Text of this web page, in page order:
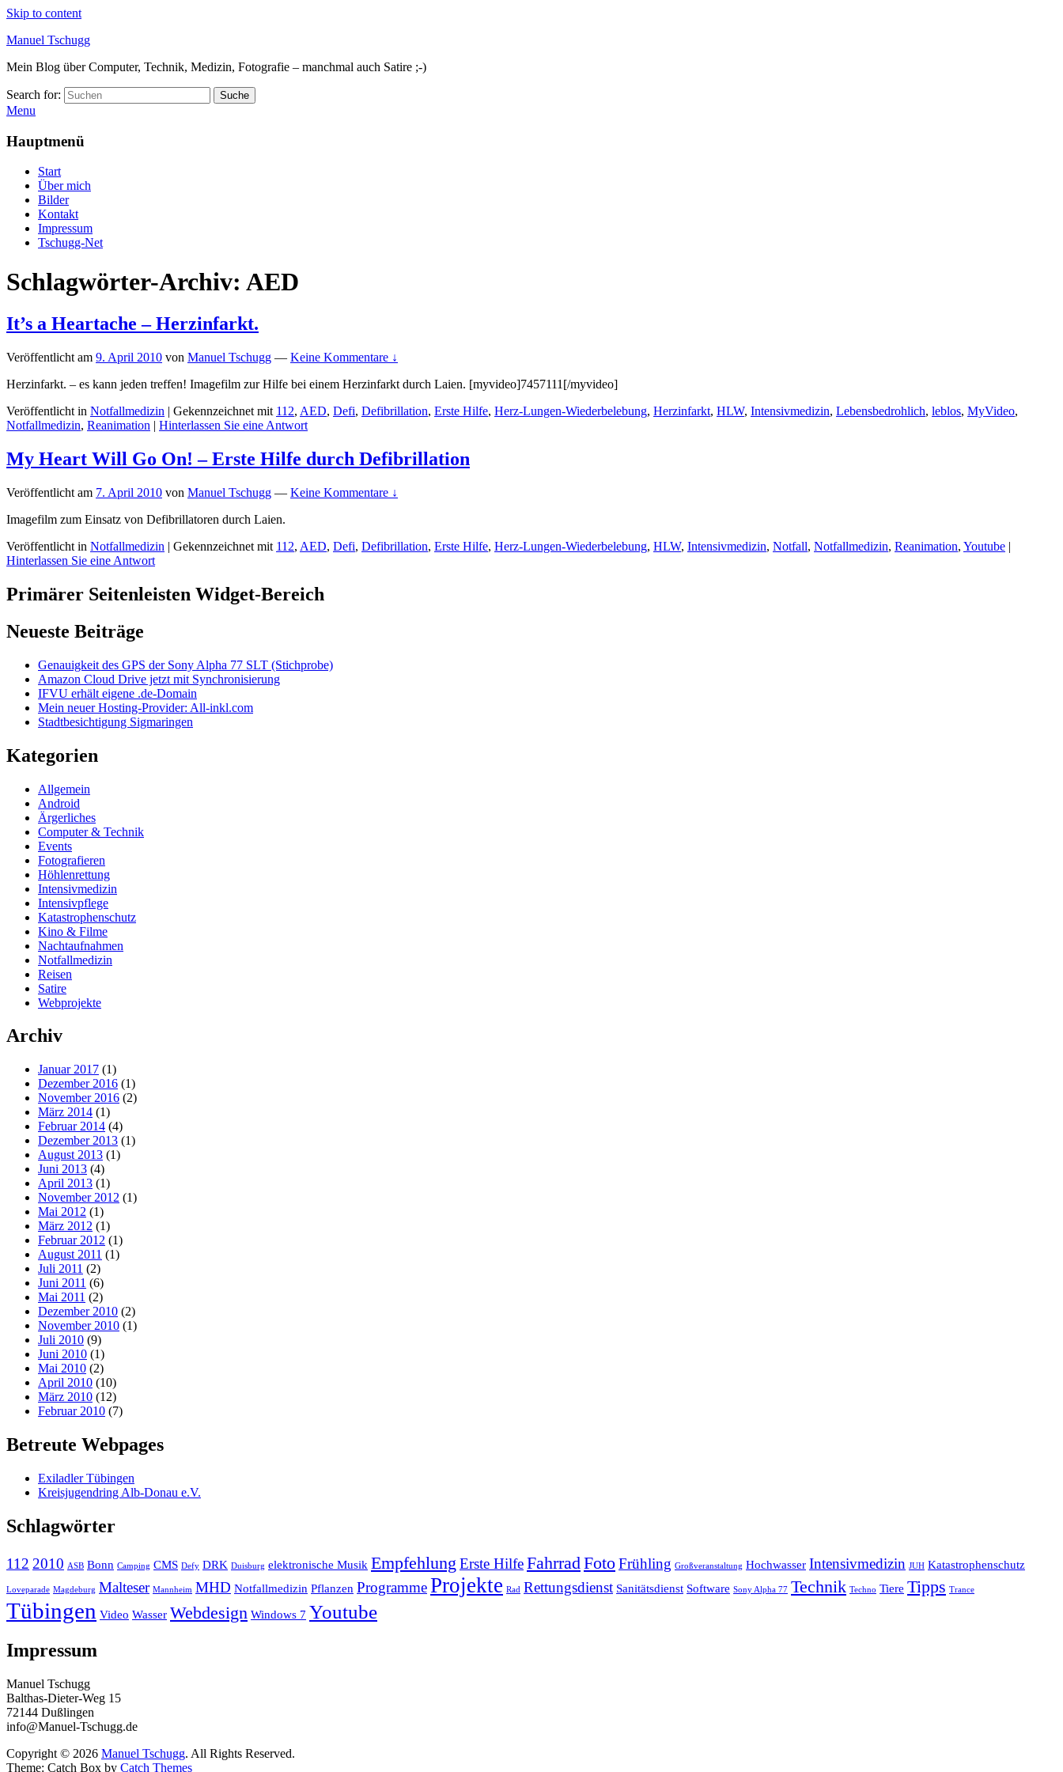
Skip to content
Manuel Tschugg
Mein Blog über Computer, Technik, Medizin, Fotografie – manchmal auch Satire ;-)
Search for: Suche
Menu
Hauptmenü
Start
Über mich
Bilder
Kontakt
Impressum
Tschugg-Net
Schlagwörter-Archiv: AED
It’s a Heartache – Herzinfarkt.
Veröffentlicht am 9. April 2010 von Manuel Tschugg — Keine Kommentare ↓
Herzinfarkt. – es kann jeden treffen! Imagefilm zur Hilfe bei einem Herzinfarkt durch Laien. [myvideo]7457111[/myvideo]
Veröffentlicht in Notfallmedizin | Gekennzeichnet mit 112, AED, Defi, Defibrillation, Erste Hilfe, Herz-Lungen-Wiederbelebung, Herzinfarkt, HLW, Intensivmedizin, Lebensbedrohlich, leblos, MyVideo,
Notfallmedizin, Reanimation | Hinterlassen Sie eine Antwort
My Heart Will Go On! – Erste Hilfe durch Defibrillation
Veröffentlicht am 7. April 2010 von Manuel Tschugg — Keine Kommentare ↓
Imagefilm zum Einsatz von Defibrillatoren durch Laien.
Veröffentlicht in Notfallmedizin | Gekennzeichnet mit 112, AED, Defi, Defibrillation, Erste Hilfe, Herz-Lungen-Wiederbelebung, HLW, Intensivmedizin, Notfall, Notfallmedizin, Reanimation, Youtube |
Hinterlassen Sie eine Antwort
Primärer Seitenleisten Widget-Bereich
Neueste Beiträge
Genauigkeit des GPS der Sony Alpha 77 SLT (Stichprobe)
Amazon Cloud Drive jetzt mit Synchronisierung
IFVU erhält eigene .de-Domain
Mein neuer Hosting-Provider: All-inkl.com
Stadtbesichtigung Sigmaringen
Kategorien
Allgemein
Android
Ärgerliches
Computer & Technik
Events
Fotografieren
Höhlenrettung
Intensivmedizin
Intensivpflege
Katastrophenschutz
Kino & Filme
Nachtaufnahmen
Notfallmedizin
Reisen
Satire
Webprojekte
Archiv
Januar 2017 (1)
Dezember 2016 (1)
November 2016 (2)
März 2014 (1)
Februar 2014 (4)
Dezember 2013 (1)
August 2013 (1)
Juni 2013 (4)
April 2013 (1)
November 2012 (1)
Mai 2012 (1)
März 2012 (1)
Februar 2012 (1)
August 2011 (1)
Juli 2011 (2)
Juni 2011 (6)
Mai 2011 (2)
Dezember 2010 (2)
November 2010 (1)
Juli 2010 (9)
Juni 2010 (1)
Mai 2010 (2)
April 2010 (10)
März 2010 (12)
Februar 2010 (7)
Betreute Webpages
Exiladler Tübingen
Kreisjugendring Alb-Donau e.V.
Schlagwörter
112 2010 ASB Bonn Camping CMS Defy DRK Duisburg elektronische Musik Empfehlung Erste HilfeFahrradFotoFrühling Großveranstaltung Hochwasser Intensivmedizin JUH Katastrophenschutz
Loveparade Magdeburg Malteser Mannheim MHD Notfallmedizin Pflanzen ProgrammeProjekte Rad Rettungsdienst Sanitätsdienst Software Sony Alpha 77 Technik Techno Tiere Tipps Trance
Tübingen Video Wasser Webdesign Windows 7 Youtube
Impressum
Manuel Tschugg
Balthas-Dieter-Weg 15
72144 Dußlingen
info@Manuel-Tschugg.de
Copyright © 2026 Manuel Tschugg. All Rights Reserved.
Theme: Catch Box by Catch Themes